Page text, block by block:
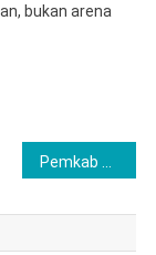
bukan arena